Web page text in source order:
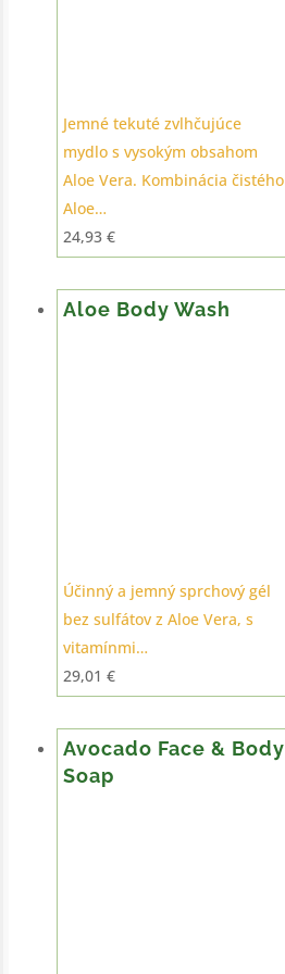
Jemné tekuté zvlhčujúce
mydlo s vysokým obsahom
Aloe Vera. Kombinácia čistého
Aloe…
24,93€
Aloe Body Wash
Účinný a jemný sprchový gél
bez sulfátov z Aloe Vera, s
vitamínmi…
29,01€
Avocado Face & Body
Soap